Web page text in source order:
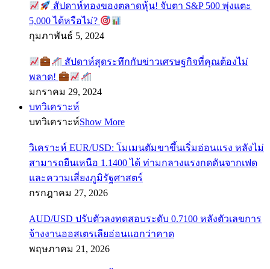
สัปดาห์ทองของตลาดหุ้น! จับตา S&P 500 พุ่งแตะ
5,000 ได้หรือไม่?
กุมภาพันธ์ 5, 2024
สัปดาห์สุดระทึกกับข่าวเศรษฐกิจที่คุณต้องไม่
พลาด!
มกราคม 29, 2024
บทวิเคราะห์
บทวิเคราะห์Show More
วิเคราะห์ EUR/USD: โมเมนตัมขาขึ้นเริ่มอ่อนแรง หลังไม่
สามารถยืนเหนือ 1.1400 ได้ ท่ามกลางแรงกดดันจากเฟด
และความเสี่ยงภูมิรัฐศาสตร์
กรกฎาคม 27, 2026
AUD/USD ปรับตัวลงทดสอบระดับ 0.7100 หลังตัวเลขการ
จ้างงานออสเตรเลียอ่อนแอกว่าคาด
พฤษภาคม 21, 2026